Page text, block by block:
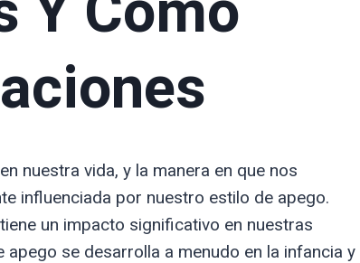
nuestra vida, y la manera en que nos
influenciada por nuestro estilo de apego.
un impacto significativo en nuestras
se desarrolla a menudo en la infancia y